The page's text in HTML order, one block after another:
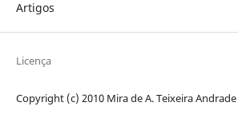
Artigos
Licença
Copyright (c) 2010 Mira de A. Teixeira Andrade